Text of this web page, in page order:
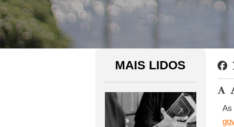
MAIS LIDOS
As